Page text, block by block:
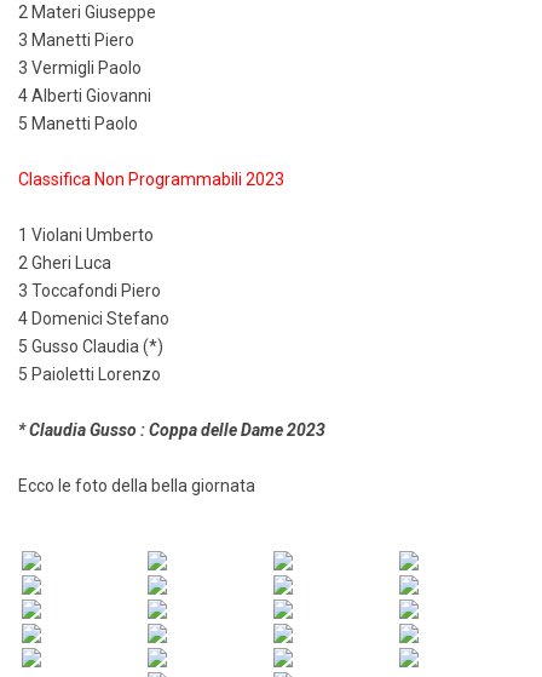
2 Materi Giuseppe
3 Manetti Piero
3 Vermigli Paolo
4 Alberti Giovanni
5 Manetti Paolo
Classifica Non Programmabili 2023
1 Violani Umberto
2 Gheri Luca
3 Toccafondi Piero
4 Domenici Stefano
5 Gusso Claudia (*)
5 Paioletti Lorenzo
* Claudia Gusso : Coppa delle Dame 2023
Ecco le foto della bella giornata